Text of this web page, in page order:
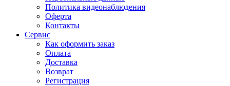
Политика видеонаблюдения
Оферта
Контакты
Сервис
Как оформить заказ
Оплата
Доставка
Возврат
Регистрация